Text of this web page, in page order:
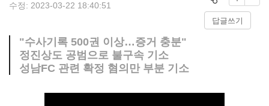
수정: 2023-03-22 18:40:51
답글쓰기
"수사기록 500권 이상…증거 충분"
정진상도 공범으로 불구속 기소
성남FC 관련 확정 혐의만 부분 기소